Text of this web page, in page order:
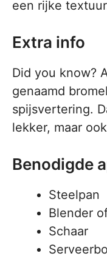
een rijke
Extra info
Did you know?
genaamd
spijsvertering.
lekker, maar
Benodigde
Steelpan
Blender
Schaar